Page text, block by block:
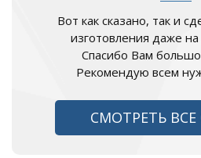
Вот как сказано, так и
изготовления даже
Спасибо Вам
Рекомендую всем
СМОТРЕТЬ